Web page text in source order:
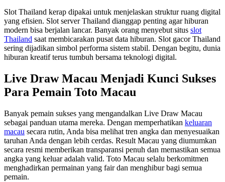
Slot Thailand kerap dipakai untuk menjelaskan struktur ruang digital
yang efisien. Slot server Thailand dianggap penting agar hiburan
modern bisa berjalan lancar. Banyak orang menyebut situs slot
Thailand saat membicarakan pusat data hiburan. Slot gacor Thailand
sering dijadikan simbol performa sistem stabil. Dengan begitu, dunia
hiburan kreatif terus tumbuh bersama teknologi digital.
Live Draw Macau Menjadi Kunci Sukses
Para Pemain Toto Macau
Banyak pemain sukses yang mengandalkan Live Draw Macau
sebagai panduan utama mereka. Dengan memperhatikan keluaran
macau secara rutin, Anda bisa melihat tren angka dan menyesuaikan
taruhan Anda dengan lebih cerdas. Result Macau yang diumumkan
secara resmi memberikan transparansi penuh dan memastikan semua
angka yang keluar adalah valid. Toto Macau selalu berkomitmen
menghadirkan permainan yang fair dan menghibur bagi semua
pemain.